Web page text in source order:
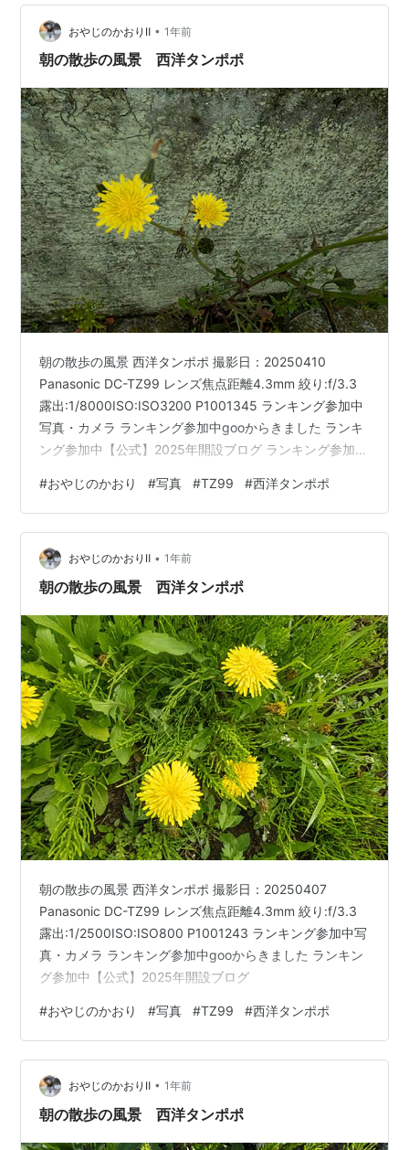
が、午前11時過ぎに気分一新のためにウォーキングに出
かけました。 清々しい田園風景です。 田んぼのあぜ道も
茶色一色で、野草も…
おやじのかおりⅡ • 1年前
朝の散歩の風景 西洋タンポポ
朝の散歩の風景 西洋タンポポ 撮影日：20250410
Panasonic DC-TZ99 レンズ焦点距離4.3mm 絞り:f/3.3
露出:1/8000ISO:ISO3200 P1001345 ランキング参加中
写真・カメラ ランキング参加中gooからきました ランキ
ング参加中【公式】2025年開設ブログ ランキング参加中
#おやじのかおり #写真 #TZ99 #西洋タンポポ
おやじのかおりⅡ • 1年前
朝の散歩の風景 西洋タンポポ
朝の散歩の風景 西洋タンポポ 撮影日：20250407
Panasonic DC-TZ99 レンズ焦点距離4.3mm 絞り:f/3.3
露出:1/2500ISO:ISO800 P1001243 ランキング参加中写
真・カメラ ランキング参加中gooからきました ランキン
グ参加中【公式】2025年開設ブログ
#おやじのかおり #写真 #TZ99 #西洋タンポポ
おやじのかおりⅡ • 1年前
朝の散歩の風景 西洋タンポポ